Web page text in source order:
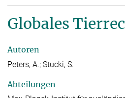
Globales
Autoren
Peters, A.; Stucki, S.
Abteilungen